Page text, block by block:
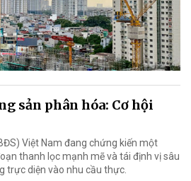
sản phân hóa: Cơ hội
Việt Nam đang chứng kiến một
thanh lọc mạnh mẽ và tái định vị sâu
trực diện vào nhu cầu thực.